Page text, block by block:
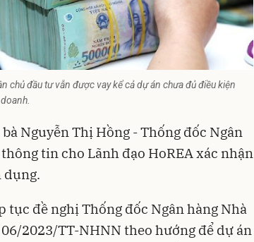
chủ đầu tư vẫn được vay kể cả dự án chưa đủ điều kiện
Nguyễn Thị Hồng - Thống đốc Ngân
tin cho Lãnh đạo HoREA xác nhận
dụng.
tục đề nghị Thống đốc Ngân hàng Nhà
2023/TT-NHNN theo hướng để dự án